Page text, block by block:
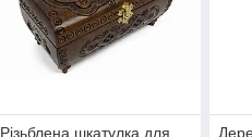
Різьблена шкатулка для